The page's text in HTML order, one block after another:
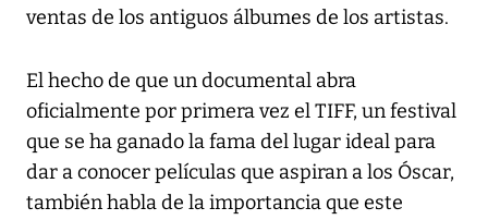
ventas de los antiguos álbumes de los artistas.
El hecho de que un documental abra
oficialmente por primera vez el TIFF, un festival
que se ha ganado la fama del lugar ideal para
dar a conocer películas que aspiran a los Óscar,
también habla de la importancia que este